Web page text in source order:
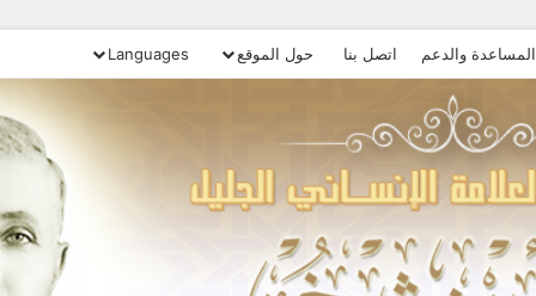
المساعدة والدعم اتصل بنا حول الموقع Languages